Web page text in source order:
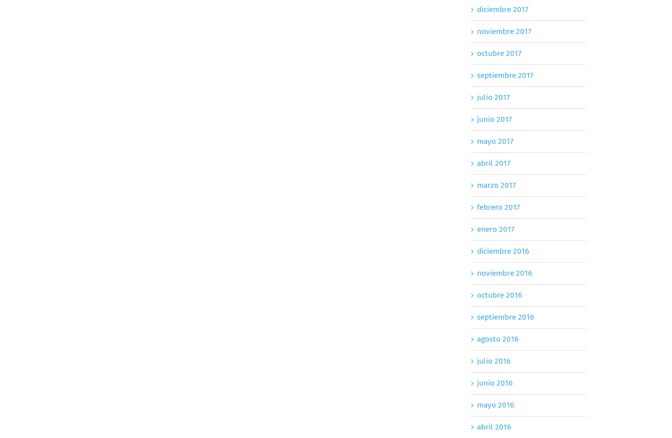
diciembre 2017
noviembre 2017
octubre 2017
septiembre 2017
julio 2017
junio 2017
mayo 2017
abril 2017
marzo 2017
febrero 2017
enero 2017
diciembre 2016
noviembre 2016
octubre 2016
septiembre 2016
agosto 2016
julio 2016
junio 2016
mayo 2016
abril 2016